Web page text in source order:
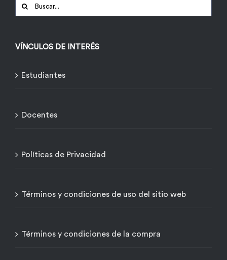
Buscar:
VÍNCULOS DE INTERÉS
Estudiantes
Docentes
Políticas de Privacidad
Términos y condiciones de uso del sitio web
Términos y condiciones de la compra